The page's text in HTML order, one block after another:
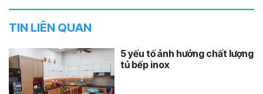
TIN LIÊN QUAN
5 yếu tố ảnh hưởng chất lượng
tủ bếp inox